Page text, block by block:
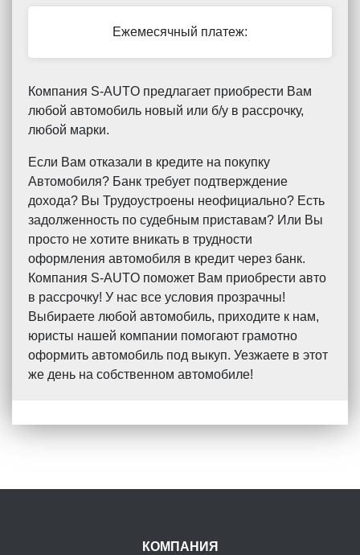
Ежемесячный платеж:
Компания S-AUTO предлагает приобрести Вам
любой автомобиль новый или б/у в рассрочку,
любой марки.
Если Вам отказали в кредите на покупку
Автомобиля? Банк требует подтверждение
дохода? Вы Трудоустроены неофициально? Есть
задолженность по судебным приставам? Или Вы
просто не хотите вникать в трудности
оформления автомобиля в кредит через банк.
Компания S-AUTO поможет Вам приобрести авто
в рассрочку! У нас все условия прозрачны!
Выбираете любой автомобиль, приходите к нам,
юристы нашей компании помогают грамотно
оформить автомобиль под выкуп. Уезжаете в этот
же день на собственном автомобиле!
КОМПАНИЯ